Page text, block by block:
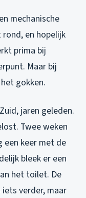
mechanische
en hopelijk
prima bij
Maar bij
gokken.
jaren geleden.
Twee weken
een keer met de
bleek er een
het toilet. De
verder, maar